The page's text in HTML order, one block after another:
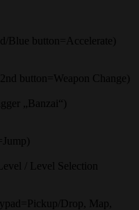
Blue button=Accelerate)
button=Weapon Change)
„Banzai“)
/ Level Selection
Drop, Map,